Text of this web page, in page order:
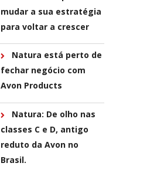
mudar a sua estratégia
para voltar a crescer
Natura está perto de
fechar negócio com
Avon Products
Natura: De olho nas
classes C e D, antigo
reduto da Avon no
Brasil.